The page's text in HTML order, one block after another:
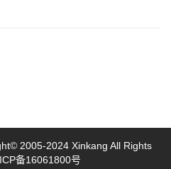
2005-2024 Xinkang All Rights
备16061800号